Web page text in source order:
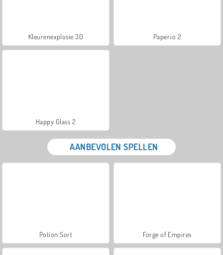
Kleurenexplosie 3D Paper.io 2
Happy Glass 2
AANBEVOLEN SPELLEN
Potion Sort Forge of Empires